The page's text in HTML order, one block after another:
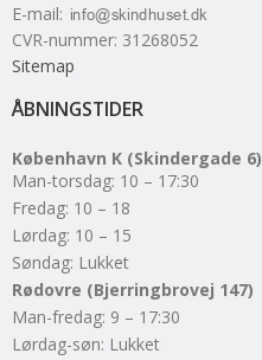
E-mail:
CVR-nummer: 31268052
Sitemap
ÅBNINGSTIDER
København K (Skindergade 6)
Man-torsdag: 10 – 17:30
Fredag: 10 – 18
Lørdag: 10 – 15
Søndag: Lukket
Rødovre (Bjerringbrovej 147)
Man-fredag: 9 – 17:30
Lørdag-søn: Lukket